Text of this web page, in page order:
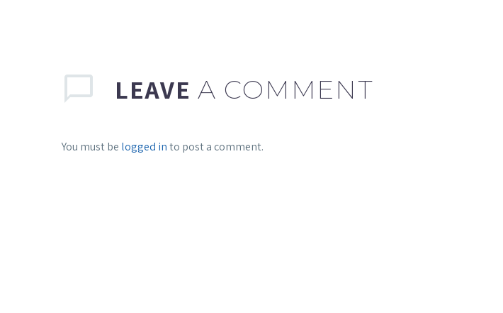
LEAVE A COMMENT
You must be logged into post a comment.